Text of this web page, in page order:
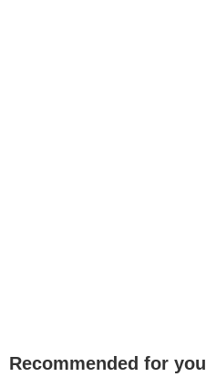
Recommended for you